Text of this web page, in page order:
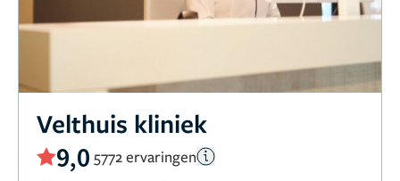
Velthuis kliniek
9,0 5772 ervaringen